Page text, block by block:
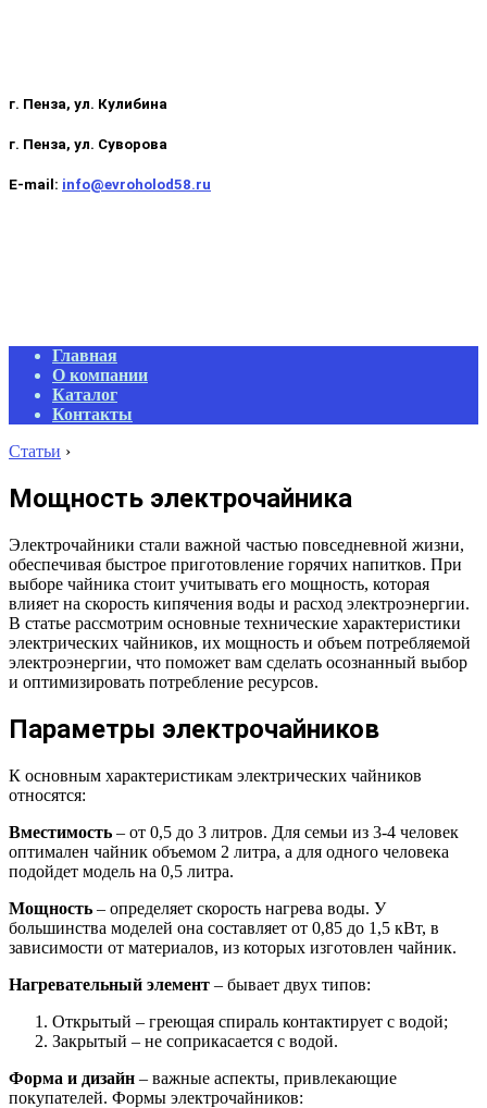
г. Пенза, ул. Кулибина
г. Пенза, ул. Суворова
E-mail: info@evroholod58.ru
Primary
Navigation
Menu
Главная
О компании
Каталог
Контакты
Статьи ›
Мощность электрочайника
Электрочайники стали важной частью повседневной жизни,
обеспечивая быстрое приготовление горячих напитков. При
выборе чайника стоит учитывать его мощность, которая
влияет на скорость кипячения воды и расход электроэнергии.
В статье рассмотрим основные технические характеристики
электрических чайников, их мощность и объем потребляемой
электроэнергии, что поможет вам сделать осознанный выбор
и оптимизировать потребление ресурсов.
Параметры электрочайников
К основным характеристикам электрических чайников
относятся:
Вместимость – от 0,5 до 3 литров. Для семьи из 3-4 человек
оптимален чайник объемом 2 литра, а для одного человека
подойдет модель на 0,5 литра.
Мощность – определяет скорость нагрева воды. У
большинства моделей она составляет от 0,85 до 1,5 кВт, в
зависимости от материалов, из которых изготовлен чайник.
Нагревательный элемент – бывает двух типов:
Открытый – греющая спираль контактирует с водой;
Закрытый – не соприкасается с водой.
Форма и дизайн – важные аспекты, привлекающие
покупателей. Формы электрочайников: